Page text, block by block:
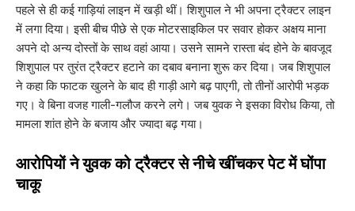
पहले से ही कई गाड़ियां लाइन में खड़ी थीं। शिशुपाल ने भी अपना ट्रैक्टर लाइन
में लगा दिया। इसी बीच पीछे से एक मोटरसाइकिल पर सवार होकर अक्षय माना
अपने दो अन्य दोस्तों के साथ वहां आया। उसने सामने रास्ता बंद होने के बावजूद
शिशुपाल पर तुरंत ट्रैक्टर हटाने का दबाव बनाना शुरू कर दिया। जब शिशुपाल
ने कहा कि फाटक खुलने के बाद ही गाड़ी आगे बढ़ पाएगी, तो तीनों आरोपी भड़क
गए। वे बिना वजह गाली-गलौज करने लगे। जब युवक ने इसका विरोध किया, तो
मामला शांत होने के बजाय और ज्यादा बढ़ गया।
​आरोपियों ने युवक को ट्रैक्टर से नीचे खींचकर पेट में घोंपा
चाकू